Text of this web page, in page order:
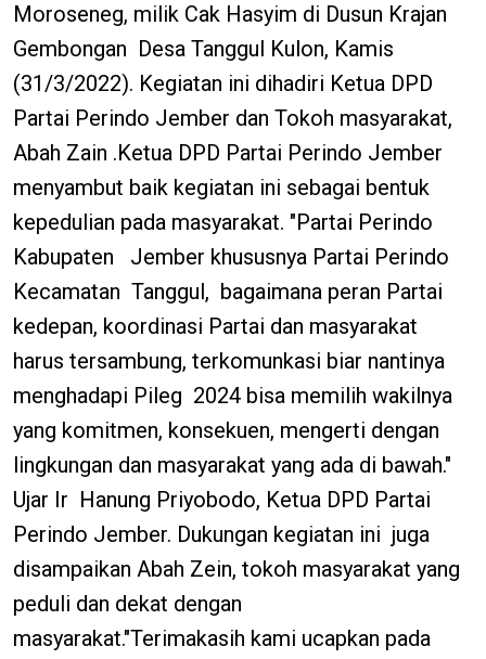
Moroseneg, milik Cak Hasyim di Dusun Krajan
Gembongan Desa Tanggul Kulon, Kamis
(31/3/2022). Kegiatan ini dihadiri Ketua DPD
Partai Perindo Jember dan Tokoh masyarakat,
Abah Zain .Ketua DPD Partai Perindo Jember
menyambut baik kegiatan ini sebagai bentuk
kepedulian pada masyarakat. "Partai Perindo
Kabupaten Jember khususnya Partai Perindo
Kecamatan Tanggul, bagaimana peran Partai
kedepan, koordinasi Partai dan masyarakat
harus tersambung, terkomunkasi biar nantinya
menghadapi Pileg 2024 bisa memilih wakilnya
yang komitmen, konsekuen, mengerti dengan
lingkungan dan masyarakat yang ada di bawah."
Ujar Ir Hanung Priyobodo, Ketua DPD Partai
Perindo Jember. Dukungan kegiatan ini juga
disampaikan Abah Zein, tokoh masyarakat yang
peduli dan dekat dengan
masyarakat."Terimakasih kami ucapkan pada